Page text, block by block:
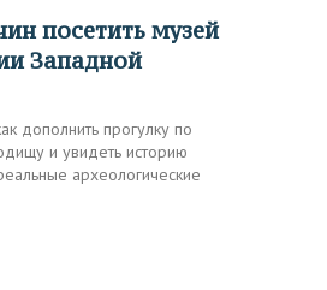
Западной
дополнить прогулку по
и увидеть историю
археологические